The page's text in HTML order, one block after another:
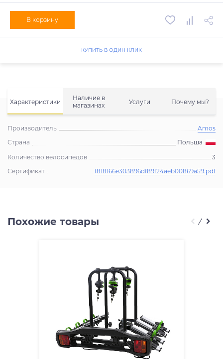
Характеристики
Наличие в
магазинах
Услуги Почему мы?
Производитель
Amos
Страна
Польша
Количество велосипедов
3
Сертификат
f818166e303896df89f24aeb00869a59.pdf
В корзину
КУПИТЬ В ОДИН КЛИК
Похожие товары